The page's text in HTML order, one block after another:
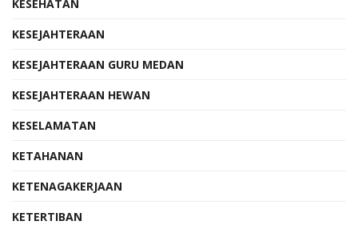
KESEHATAN
KESEJAHTERAAN
KESEJAHTERAAN GURU MEDAN
KESEJAHTERAAN HEWAN
KESELAMATAN
KETAHANAN
KETENAGAKERJAAN
KETERTIBAN